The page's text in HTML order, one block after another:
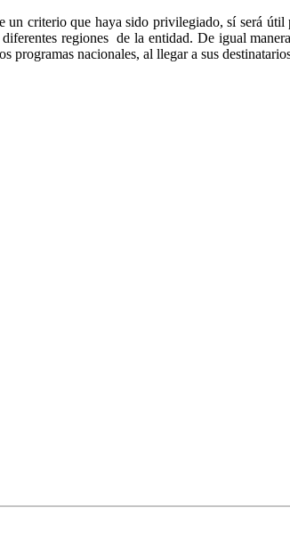
criterio que haya sido privilegiado, sí será
regiones de la entidad. De igual
nacionales, al llegar a sus